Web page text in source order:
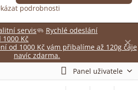
✕
servis
Rychlé odeslání
1000 Kč
od 1000 Kč vám přibalíme až 120g čaje
navíc zdarma.
Panel uživatele
podrobnosti